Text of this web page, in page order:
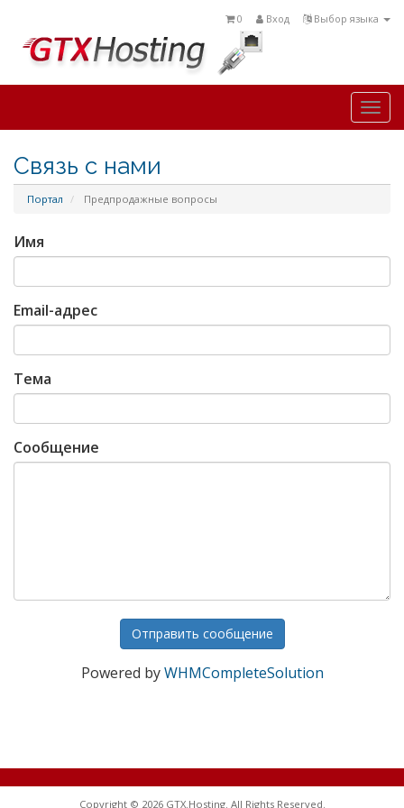
Выбор языка
Вход
0
Связь с нами
Портал Предпродажные вопросы
Имя
Email-адрес
Тема
Сообщение
Отправить сообщение
Powered byWHMCompleteSolution
Copyright © 2026 GTX.Hosting. All Rights Reserved.